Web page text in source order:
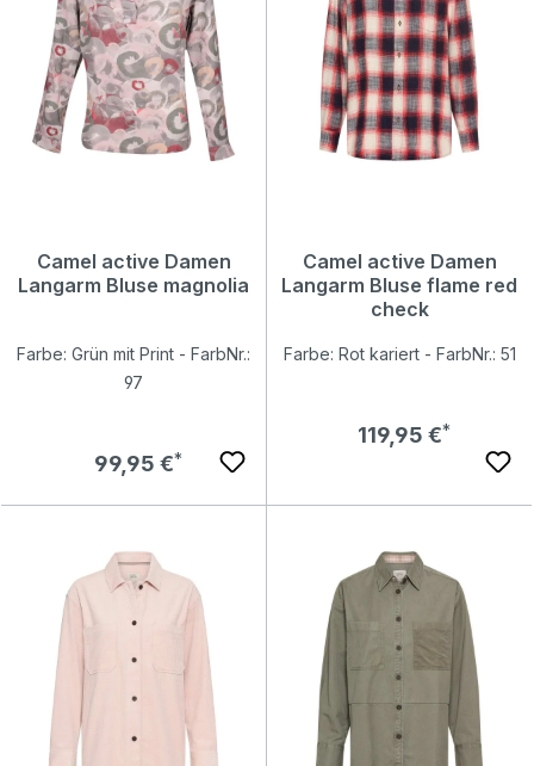
Camel active Damen
Langarm Bluse magnolia
Farbe: Grün mit Print - FarbNr.:
97
Regulärer Preis:
99,95 €
Camel active Damen
Langarm Bluse flame red
check
Farbe: Rot kariert - FarbNr.: 51
Regulärer Preis:
119,95 €